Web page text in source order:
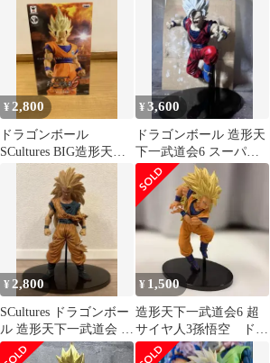
造形天下一武道会6 其
之6 超サイヤ人3孫悟空
中古品■
¥ 2,800
ドラゴンボール
SCultures BIG造形天下
一武道会6 超サイヤ人2
¥3,600
ドラゴンボール 造形天
下一武道会6 スーパー
サイヤ人2 孫悟空 リペ
イント
¥2,800
SCultures ドラゴンボー
ル 造形天下一武道会 ス
ーパーサイヤ人3 孫悟
¥ 1,500
造形天下一武道会6 超
サイヤ人3孫悟空 ドラ
ゴンボール フィギュ